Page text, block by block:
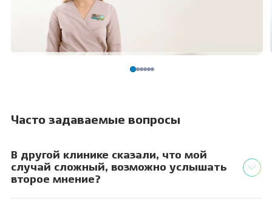
Часто задаваемые вопросы
В другой клинике сказали, что мой
случай сложный, возможно услышать
второе мнение?